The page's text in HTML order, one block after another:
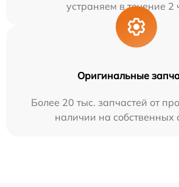
устраняем в течение 2
Оригинальные
Более 20 тыс. запчастей от
наличии на собственных